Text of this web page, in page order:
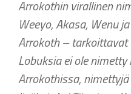
Arrokothin virallinen
Weeyo, Akasa, Wenu
Arrokoth – tarkoittavat
Lobuksia ei ole
Arrokothissa,